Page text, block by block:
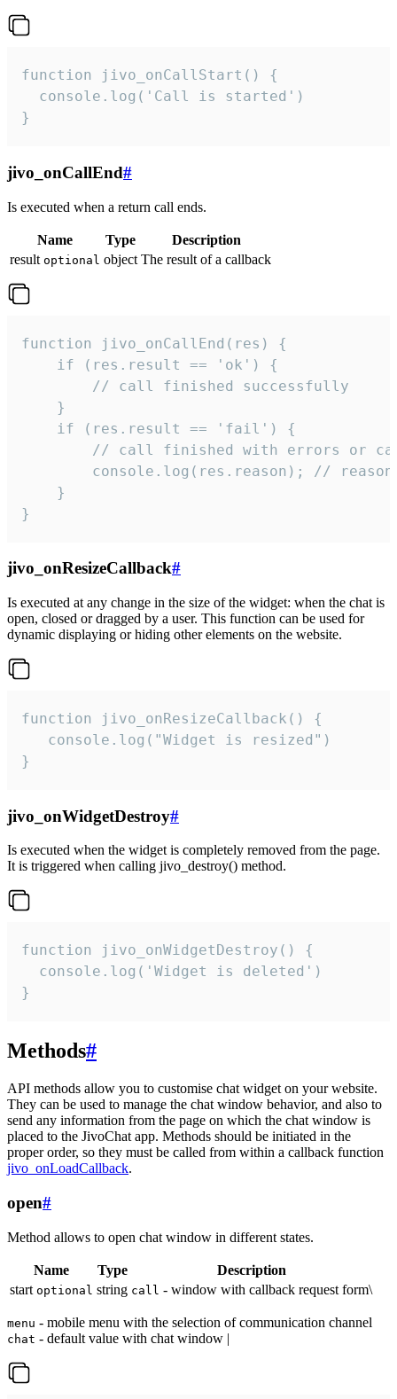
function jivo_onCallStart() {
  console.log('Call is started')
}
jivo_onCallEnd#
Is executed when a return call ends.
Name Type
Description
result optional object The result of a callback
function jivo_onCallEnd(res) {
    if (res.result == 'ok') {
        // call finished successfully
    }
    if (res.result == 'fail') {
// call finished with errors or
console.log(res.reason); //
    }
}
jivo_onResizeCallback#
Is executed at any change in the size of the widget: when the chat is
open, closed or dragged by a user. This function can be used for
dynamic displaying or hiding other elements on the website.
function jivo_onResizeCallback() {
   console.log("Widget is resized")
}
jivo_onWidgetDestroy#
Is executed when the widget is completely removed from the page.
It is triggered when calling jivo_destroy() method.
function jivo_onWidgetDestroy() {
  console.log('Widget is deleted')
}
Methods#
API methods allow you to customise chat widget on your website.
They can be used to manage the chat window behavior, and also to
send any information from the page on which the chat window is
placed to the JivoChat app. Methods should be initiated in the
proper order, so they must be called from within a callback function
jivo_onLoadCallback.
open#
Method allows to open chat window in different states.
Name Type
Description
start optional string call - window with callback request form\
menu - mobile menu with the selection of communication channel
chat - default value with chat window |